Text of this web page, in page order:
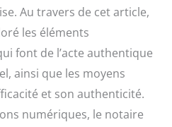
Au travers de cet article,
les éléments
font de l’acte authentique
ainsi que les moyens
et son authenticité.
numériques, le notaire